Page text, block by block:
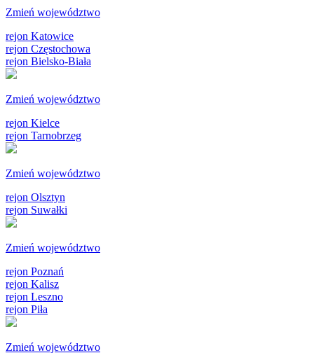
Zmień województwo
rejon Katowice
rejon Częstochowa
rejon Bielsko-Biała
Zmień województwo
rejon Kielce
rejon Tarnobrzeg
Zmień województwo
rejon Olsztyn
rejon Suwałki
Zmień województwo
rejon Poznań
rejon Kalisz
rejon Leszno
rejon Piła
Zmień województwo